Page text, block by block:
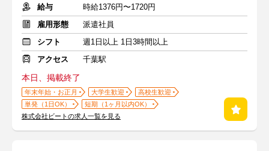
給与
時給1376円〜1720円
雇用形態
派遣社員
シフト
週1日以上 1日3時間以上
アクセス
千葉駅
本日、掲載終了
年末年始・お正月 大学生歓迎
高校生歓迎
単発（1日OK）
短期（1ヶ月以内OK）
株式会社ビートの求人一覧を見る